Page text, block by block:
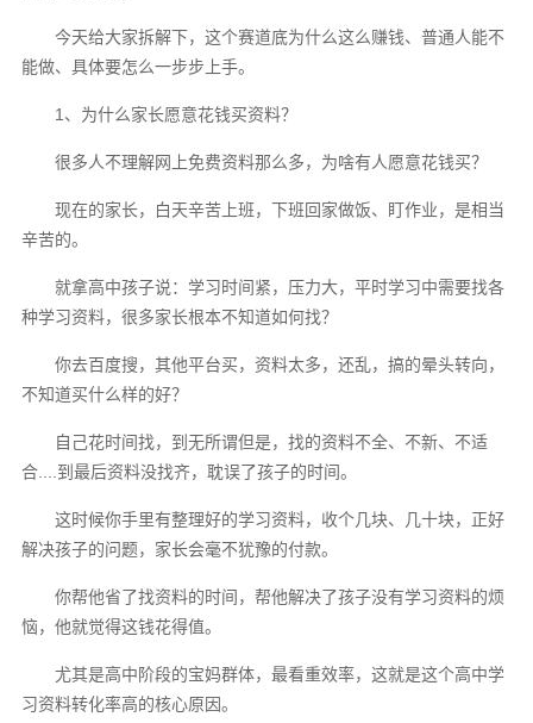
今天给大家拆解下，这个赛道底为什么这么赚钱、普通人能不
能做、具体要怎么一步步上手。
1、为什么家长愿意花钱买资料？
很多人不理解网上免费资料那么多，为啥有人愿意花钱买？
现在的家长，白天辛苦上班，下班回家做饭、盯作业，是相当
辛苦的。
就拿高中孩子说：学习时间紧，压力大，平时学习中需要找各
种学习资料，很多家长根本不知道如何找？
你去百度搜，其他平台买，资料太多，还乱，搞的晕头转向，
不知道买什么样的好？
自己花时间找，到无所谓但是，找的资料不全、不新、不适
合....到最后资料没找齐，耽误了孩子的时间。
这时候你手里有整理好的学习资料，收个几块、几十块，正好
解决孩子的问题，家长会毫不犹豫的付款。
你帮他省了找资料的时间，帮他解决了孩子没有学习资料的烦
恼，他就觉得这钱花得值。
尤其是高中阶段的宝妈群体，最看重效率，这就是这个高中学
习资料转化率高的核心原因。